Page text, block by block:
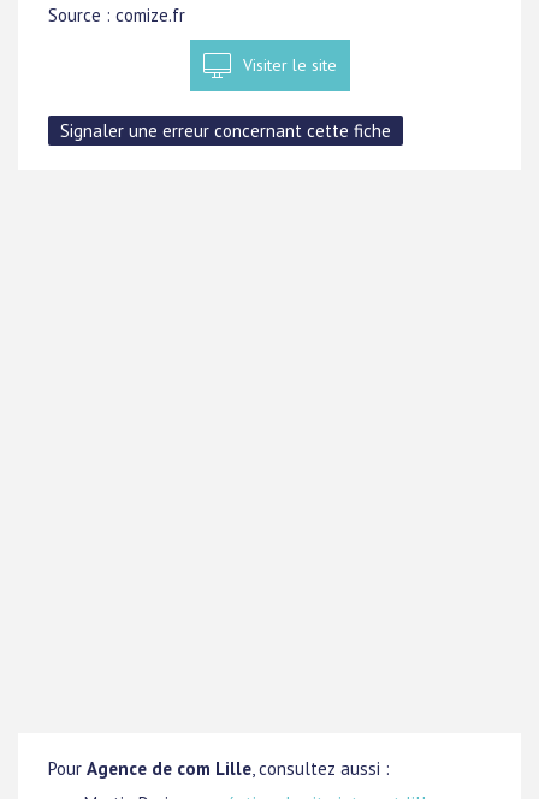
Source : comize.fr
Visiter le site
Pour Agence de com Lille, consultez aussi :